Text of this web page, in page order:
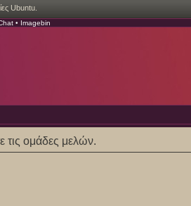
Ubuntu.
• Imagebin
τις ομάδες μελών.